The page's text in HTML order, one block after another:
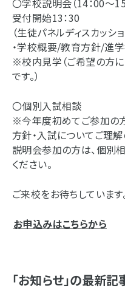
受付開始13：30
（生徒パネルディスカッシ
・学校概要/教育方針/進
※校内見学（ご希望の方
です。）
〇個別入試相談
※今年度初めてご参加の
方針・入試についてご理
説明会参加の方は、個別
ください。
ご来校をお待ちしています
お申込みはこちらから
「お知らせ」の最新記